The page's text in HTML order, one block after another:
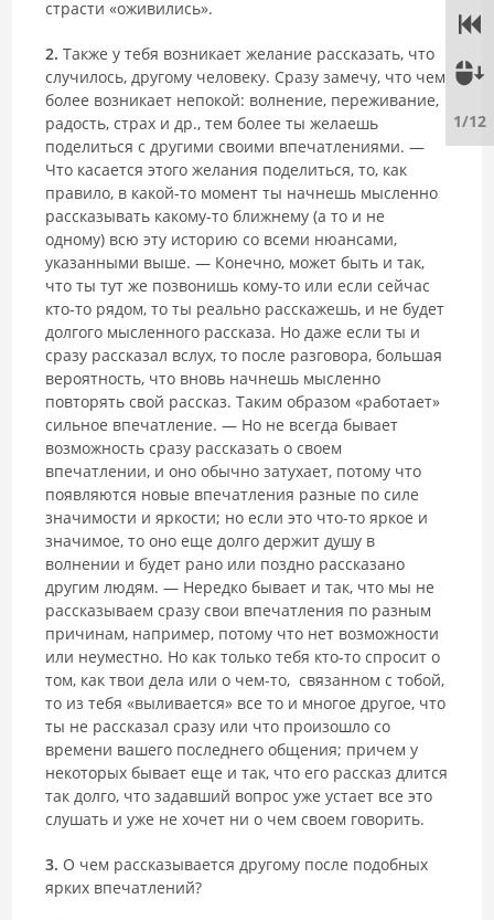
страсти «оживились».
2. Также у тебя возникает желание рассказать, что
случилось, другому человеку. Сразу замечу, что чем
более возникает непокой: волнение, переживание,
радость, страх и др., тем более ты желаешь
поделиться с другими своими впечатлениями. ―
Что касается этого желания поделиться, то, как
правило, в какой-то момент ты начнешь мысленно
рассказывать какому-то ближнему (а то и не
одному) всю эту историю со всеми нюансами,
указанными выше. ― Конечно, может быть и так,
что ты тут же позвонишь кому-то или если сейчас
кто-то рядом, то ты реально расскажешь, и не будет
долгого мысленного рассказа. Но даже если ты и
сразу рассказал вслух, то после разговора, большая
вероятность, что вновь начнешь мысленно
повторять свой рассказ. Таким образом «работает»
сильное впечатление. ― Но не всегда бывает
возможность сразу рассказать о своем
впечатлении, и оно обычно затухает, потому что
появляются новые впечатления разные по силе
значимости и яркости; но если это что-то яркое и
значимое, то оно еще долго держит душу в
волнении и будет рано или поздно рассказано
другим людям. ― Нередко бывает и так, что мы не
рассказываем сразу свои впечатления по разным
причинам, например, потому что нет возможности
или неуместно. Но как только тебя кто-то спросит о
том, как твои дела или о чем-то, связанном с тобой,
то из тебя «выливается» все то и многое другое, что
ты не рассказал сразу или что произошло со
времени вашего последнего общения; причем у
некоторых бывает еще и так, что его рассказ длится
так долго, что задавший вопрос уже устает все это
слушать и уже не хочет ни о чем своем говорить.
3. О чем рассказывается другому после подобных
ярких впечатлений?
1/12